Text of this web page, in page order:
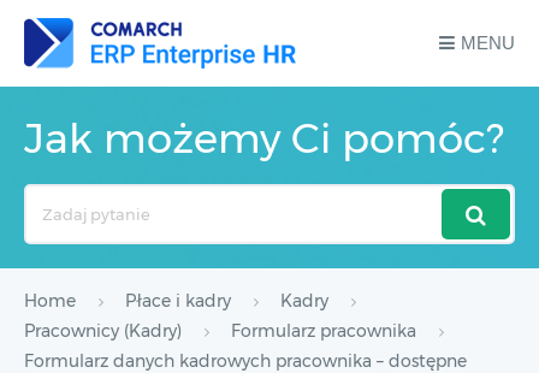
MENU
Jak możemy Ci pomóc?
Home Płace i kadry
Kadry
Pracownicy (Kadry)
Formularz pracownika
Formularz danych kadrowych pracownika – dostępne